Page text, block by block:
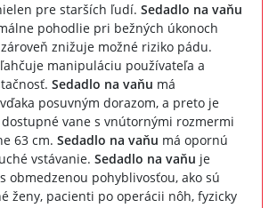
pre starších ľudí. Sedadlo na vaňu
pohodlie pri bežných úkonoch
znižuje možné riziko pádu.
manipuláciu používateľa a
Sedadlo na vaňu má
posuvným dorazom, a preto je
vane s vnútornými rozmermi
63 cm. Sedadlo na vaňu má opornú
vstávanie. Sedadlo na vaňu je
obmedzenou pohyblivosťou, ako sú
ženy, pacienti po operácii nôh, fyzicky